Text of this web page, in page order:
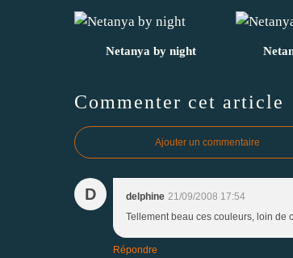
Netanya by night
Commenter cet article
Ajouter un commentaire
D delphine 21/09/2008 17:54
Tellement beau ces couleurs, loin de
Répondre